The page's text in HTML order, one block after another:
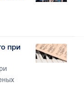
при